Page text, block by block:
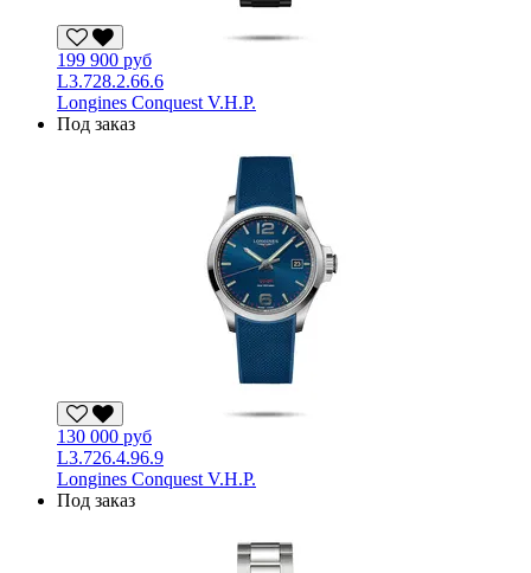
199 900 руб
L3.728.2.66.6
Longines Conquest V.H.P.
Под заказ
130 000 руб
L3.726.4.96.9
Longines Conquest V.H.P.
Под заказ